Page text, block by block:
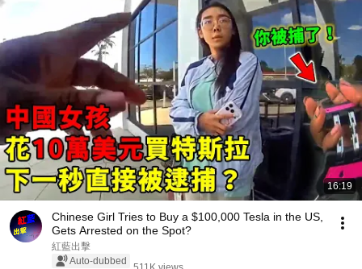
16:19
Chinese Girl Tries to Buy a $100,000 Tesla in the US,
Gets Arrested on the Spot?
紅藍出擊
Auto-dubbed